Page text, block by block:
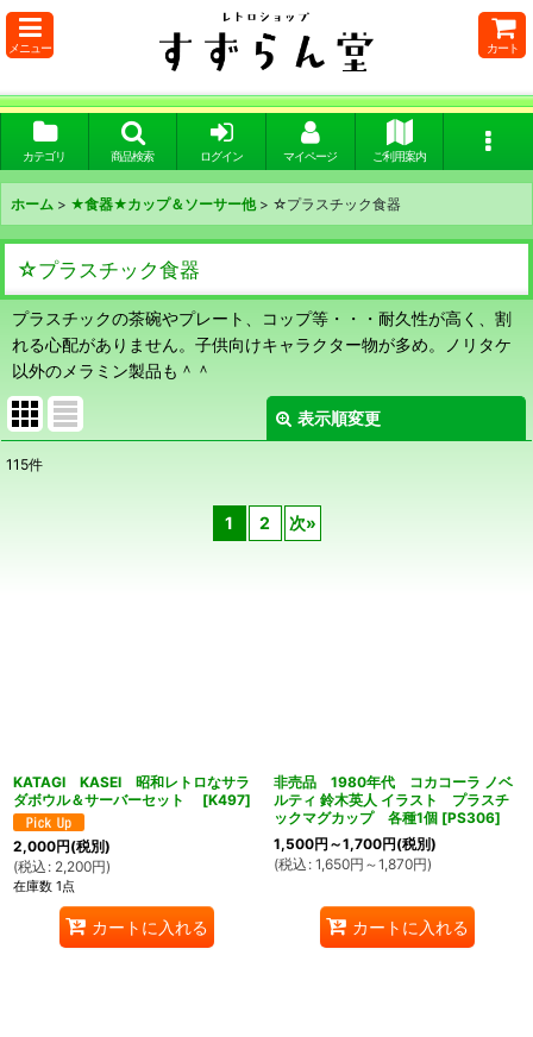
メニュー カート
カテゴリ 商品検索 ログイン マイページ ご利用案内
ホーム > ★食器★カップ＆ソーサー他 > ☆プラスチック食器
☆プラスチック食器
プラスチックの茶碗やプレート、コップ等・・・耐久性が高く、割
れる心配がありません。子供向けキャラクター物が多め。ノリタケ
以外のメラミン製品も＾＾
表示順変更
115件
1 2 次»
KATAGI KASEI 昭和レトロなサラ
ダボウル＆サーバーセット
[K497]
2,000円(税別)
(税込 : 2,200円)
在庫数 1点
カートに入れる
非売品 1980年代 コカコーラ ノベ
ルティ 鈴木英人 イラスト プラスチ
ックマグカップ 各種1個 [PS306]
1,500円 ～1,700円(税別)
(税込 : 1,650円 ～1,870円)
カートに入れる